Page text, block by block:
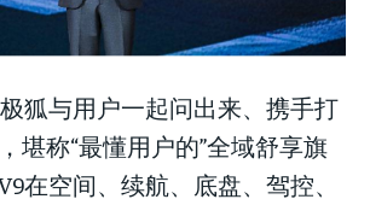
狐与用户一起问出来、携手打
堪称“最懂用户的”全域舒享旗
在空间、续航、底盘、驾控、